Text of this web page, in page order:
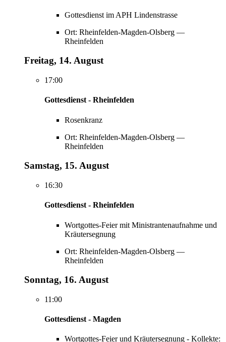
Gottesdienst im APH Lindenstrasse
Ort: Rheinfelden-Magden-Olsberg —
Rheinfelden
Freitag, 14. August
17:00
Gottesdienst - Rheinfelden
Rosenkranz
Ort: Rheinfelden-Magden-Olsberg —
Rheinfelden
Samstag, 15. August
16:30
Gottesdienst - Rheinfelden
Wortgottes-Feier mit Ministrantenaufnahme und
Kräutersegnung
Ort: Rheinfelden-Magden-Olsberg —
Rheinfelden
Sonntag, 16. August
11:00
Gottesdienst - Magden
Wortgottes-Feier und Kräutersegnung - Kollekte: